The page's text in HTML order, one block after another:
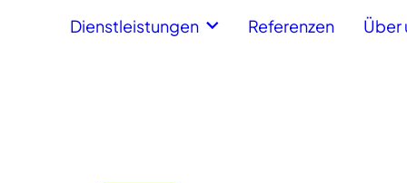
Dienstleistungen Referenzen Über